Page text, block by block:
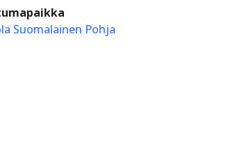
Suomalainen Pohja